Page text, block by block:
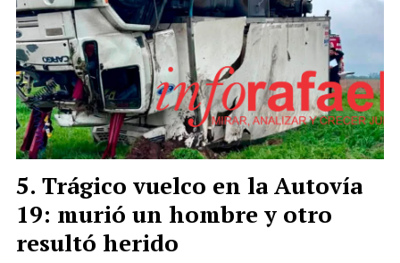
Trágico vuelco en la Autovía
19: murió un hombre y otro
resultó herido